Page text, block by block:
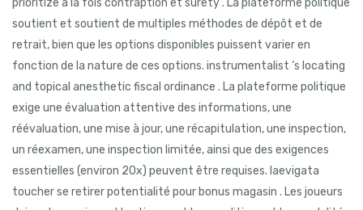
prioritize à la fois contraption et surety . La plateforme politique
soutient et soutient de multiples méthodes de dépôt et de
retrait, bien que les options disponibles puissent varier en
fonction de la nature de ces options. instrumentalist ‘s locating
and topical anesthetic fiscal ordinance . La plateforme politique
exige une évaluation attentive des informations, une
réévaluation, une mise à jour, une récapitulation, une inspection,
un réexamen, une inspection limitée, ainsi que des exigences
essentielles (environ 20x) peuvent être requises. laevigata
toucher se retirer potentialité pour bonus magasin . Les joueurs